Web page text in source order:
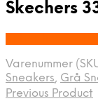
Skechers
Varenummer
Sneakers, Grå
Previous Product